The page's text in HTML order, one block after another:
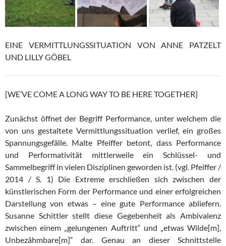
EINE VERMITTLUNGSSITUATION VON ANNE PATZELT
UND LILLY GÖBEL
[WE’VE COME A LONG WAY TO BE HERE TOGETHER]
Zunächst öffnet der Begriff Performance, unter welchem die
von uns gestaltete Vermittlungssituation verlief, ein großes
Spannungsgefälle. Malte Pfeiffer betont, dass Performance
und Performativität mittlerweile ein Schlüssel- und
Sammelbegriff in vielen Disziplinen geworden ist. (vgl. Pfeiffer /
2014 / S. 1) Die Extreme erschließen sich zwischen der
künstlerischen Form der Performance und einer erfolgreichen
Darstellung von etwas – eine gute Performance abliefern.
Susanne Schittler stellt diese Gegebenheit als Ambivalenz
zwischen einem „gelungenen Auftritt“ und „etwas Wilde[m],
Unbezähmbare[m]“ dar. Genau an dieser Schnittstelle